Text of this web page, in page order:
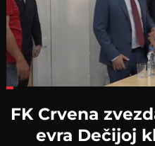
FK Crvena
evra Dečijoj